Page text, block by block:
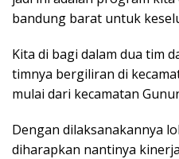
bandung barat untuk
Kita di bagi dalam dua tim
timnya bergiliran di
mulai dari kecamatan
Dengan dilaksanakannya
diharapkan nantinya